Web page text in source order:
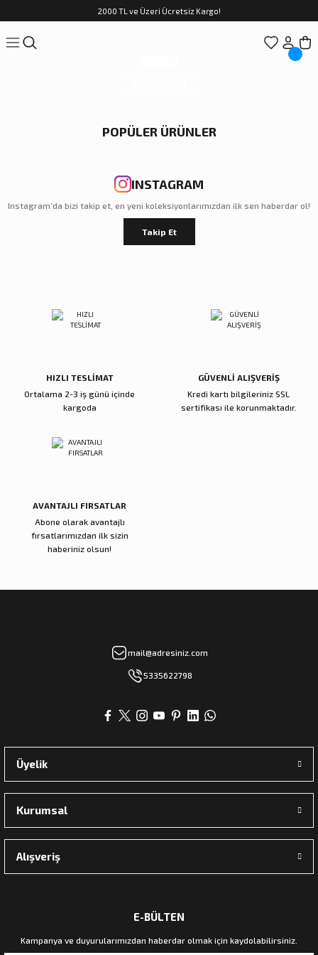
2000 TL ve Üzeri Ücretsiz Kargo!
POPÜLER ÜRÜNLER
INSTAGRAM
Instagram’da bizi takip et, en yeni koleksiyonlarımızdan ilk sen haberdar ol!
Takip Et
HIZLI TESLİMAT
Ortalama 2-3 iş günü içinde
kargoda
GÜVENLİ ALIŞVERİŞ
Kredi kartı bilgileriniz SSL
sertifikası ile korunmaktadır.
AVANTAJLI FIRSATLAR
Abone olarak avantajlı
fırsatlarımızdan ilk sizin
haberiniz olsun!
mail@adresiniz.com
5335622798
Üyelik
Kurumsal
Alışveriş
E-BÜLTEN
Kampanya ve duyurularımızdan haberdar olmak için kaydolabilirsiniz.